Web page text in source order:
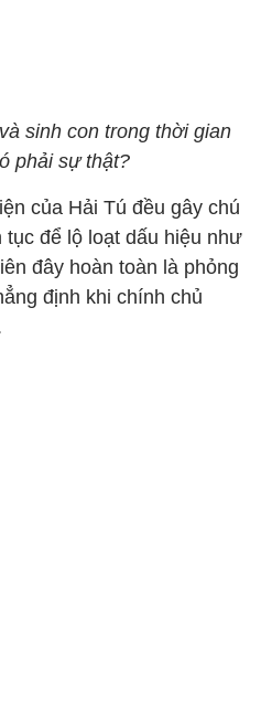
sinh con trong thời gian
phải sự thật?
của Hải Tú đều gây chú
để lộ loạt dấu hiệu như
đây hoàn toàn là phỏng
định khi chính chủ